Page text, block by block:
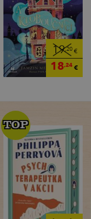
19,20€
18,24€
TOP
TOP